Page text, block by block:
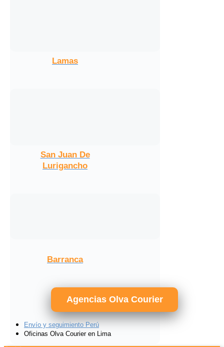
Lamas
San Juan De
Lurigancho
Barranca
Agencias Olva Courier
Envío y seguimiento Perú
Oficinas Olva Courier en Lima